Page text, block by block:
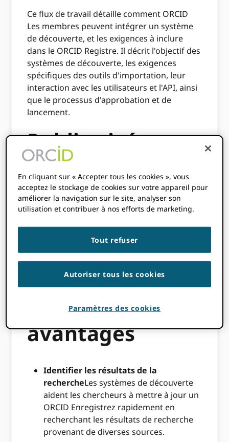
Ce flux de travail détaille comment ORCID
Les membres peuvent intégrer un système
de découverte, et les exigences à inclure
dans le ORCID Registre. Il décrit l'objectif des
systèmes de découverte, les exigences
spécifiques des outils d'importation, leur
interaction avec les utilisateurs et l'API, ainsi
que le processus d'approbation et de
lancement.
Public visé
Ce document décrit un flux de travail
pouvant être utilisé par les bases de
données de résumés et de citations, les
catalogues bibliographiques, les
agrégateurs de métadonnées, les agences
d'enregistrement et les moteurs de
recherche académiques rédigeant les
éléments revendiqués par les chercheurs.
ORCID Records.
Principaux
avantages
Identifier les résultats de la
rechercheLes systèmes de découverte
aident les chercheurs à mettre à jour un
ORCID Enregistrez rapidement en
recherchant les résultats de recherche
provenant de diverses sources.
En cliquant sur « Accepter tous les cookies », vous
acceptez le stockage de cookies sur votre appareil pour
améliorer la navigation sur le site, analyser son
utilisation et contribuer à nos efforts de marketing.
Tout refuser
Autoriser tous les cookies
Paramètres des cookies